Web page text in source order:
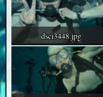
dsci3448.jpg